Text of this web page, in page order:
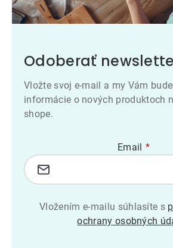
Odoberať
Vložte svoj e-mail a my Vám
informácie o nových produktoch
shope.
Email
Vložením e-mailu súhlasíte s
ochrany osobných